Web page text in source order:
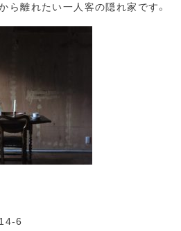
ら離れたい一人客の隠れ家です。
6